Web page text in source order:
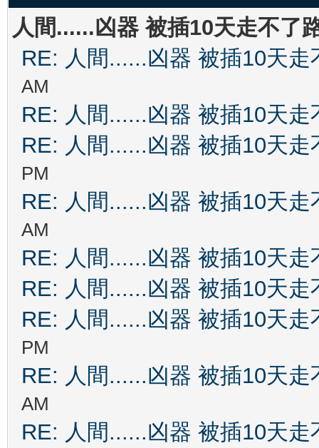
人間......凶器 被插10天走不了
RE: 人間......凶器 被插10天走
AM
RE: 人間......凶器 被插10天走
RE: 人間......凶器 被插10天走
PM
RE: 人間......凶器 被插10天走
AM
RE: 人間......凶器 被插10天走
RE: 人間......凶器 被插10天走
RE: 人間......凶器 被插10天走
PM
RE: 人間......凶器 被插10天走
AM
RE: 人間......凶器 被插10天走